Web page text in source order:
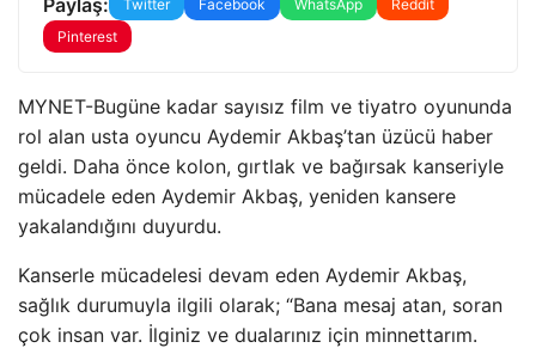
Twitter Facebook WhatsApp
Reddit
Pinterest
MYNET-Bugüne kadar sayısız film ve tiyatro oyununda
rol alan usta oyuncu Aydemir Akbaş’tan üzücü haber
geldi. Daha önce kolon, gırtlak ve bağırsak kanseriyle
mücadele eden Aydemir Akbaş, yeniden kansere
yakalandığını duyurdu.
Kanserle mücadelesi devam eden Aydemir Akbaş,
sağlık durumuyla ilgili olarak; “Bana mesaj atan, soran
çok insan var. İlginiz ve dualarınız için minnettarım.